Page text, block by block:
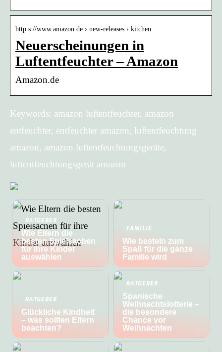
http s://www.amazon.de › new-releases › kitchen
Neuerscheinungen in
Luftentfeuchter – Amazon
Amazon.de
Keywords: amazon luftentfeuchter, amazon
entfeuchter, entfeuchter amazon, luftentfeuchtung
amazon, amazon luftentfeuchtungsgeräte,
luftentfeuchtungsgerät amazon
RATGEBER
Wie Eltern die
besten Spielsachen
für ihre Kinder
auswählen
FAMILIE
Wie basteln zum
Spaß für die ganze
Familie wird
RATGEBER
Glückliche Kindheit
– was sollten Eltern
beachten?
RATGEBER
Spanische
Weihnachtslotterie –
die besondere
Chance vor
Weihnachten